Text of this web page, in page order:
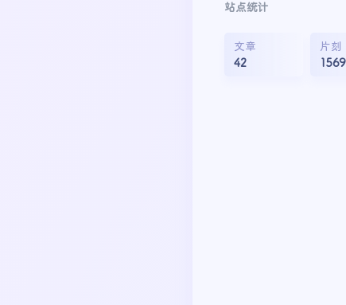
站点统计
文章
42
片刻
1569